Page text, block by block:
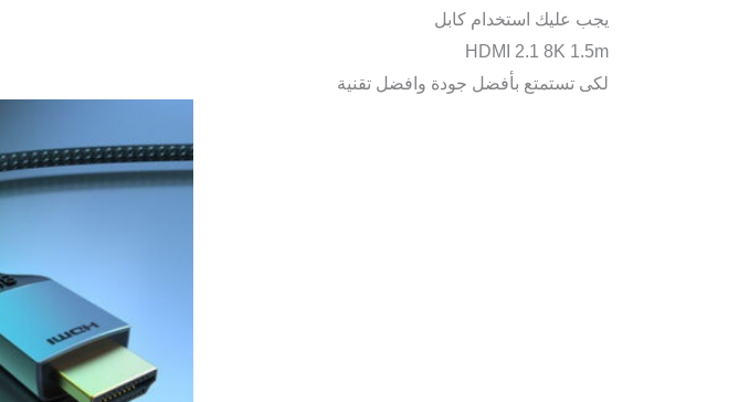
يجب عليك استخدام كابل
HDMI 2.1 8K 1.5m
لكى تستمتع بأفضل جودة وافضل تقنية